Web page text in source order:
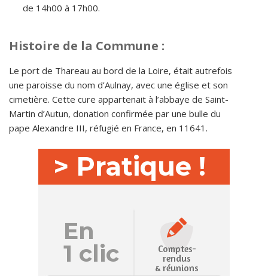
de 14h00 à 17h00.
Histoire de la Commune :
Le port de Thareau au bord de la Loire, était autrefois
une paroisse du nom d’Aulnay, avec une église et son
cimetière. Cette cure appartenait à l’abbaye de Saint-
Martin d’Autun, donation confirmée par une bulle du
pape Alexandre III, réfugié en France, en 11641.
> Pratique !
En
1 clic
Comptes-
rendus
& réunions